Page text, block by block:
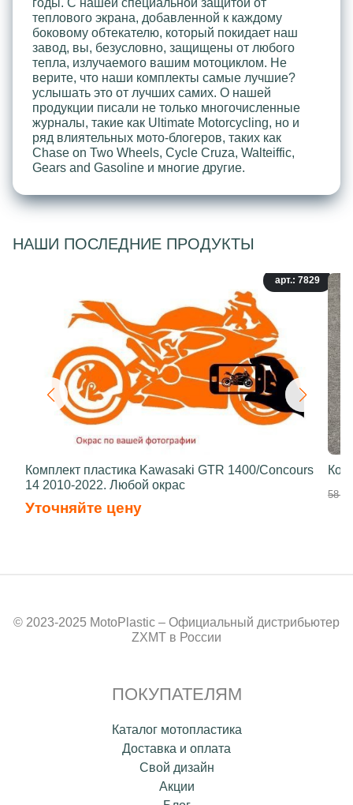
годы. С нашей специальной защитой от
теплового экрана, добавленной к каждому
боковому обтекателю, который покидает наш
завод, вы, безусловно, защищены от любого
тепла, излучаемого вашим мотоциклом. Не
верите, что наши комплекты самые лучшие?
услышать это от лучших самих. О нашей
продукции писали не только многочисленные
журналы, такие как Ultimate Motorcycling, но и
ряд влиятельных мото-блогеров, таких как
Chase on Two Wheels, Cycle Cruza, Walteiffic,
Gears and Gasoline и многие другие.
НАШИ ПОСЛЕДНИЕ ПРОДУКТЫ
арт.: 7829
Комплект пластика Kawasaki GTR 1400/Concours
14 2010-2022. Любой окрас
Уточняйте цену
58
© 2023-2025 MotoPlastic – Официальный дистрибьютер
ZXMT в России
ПОКУПАТЕЛЯМ
Каталог мотопластика
Доставка и оплата
Свой дизайн
Акции